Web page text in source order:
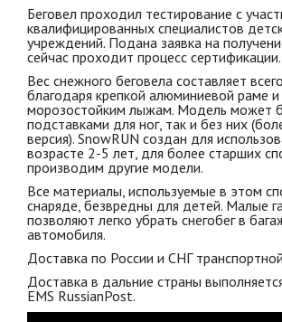
Беговел проходил тестирование с
квалифицированных специалистов
учреждений. Подана заявка на
сейчас проходит процесс сертификации.
Вес снежного беговела составляет
благодаря крепкой алюминиевой раме и
морозостойким лыжам. Модель может
подставками для ног, так и без них
версия). SnowRUN создан для
возрасте 2-5 лет, для более старших
производим другие модели.
Все материалы, используемые в этом
снаряде, безвредны для детей. Малые
позволяют легко убрать снегобег в
автомобиля.
Доставка по России и СНГ
Доставка в дальние страны
EMS RussianPost.